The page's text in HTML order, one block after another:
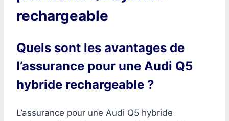
rechargeable
Quels sont les avantages de
l’assurance pour une Audi Q5
hybride rechargeable ?
L’assurance pour une Audi Q5 hybride